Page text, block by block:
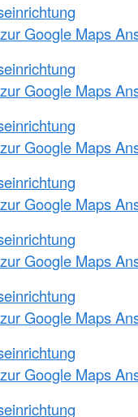
Google Maps
Google Maps
Google Maps
Google Maps
Google Maps
Google Maps
Google Maps